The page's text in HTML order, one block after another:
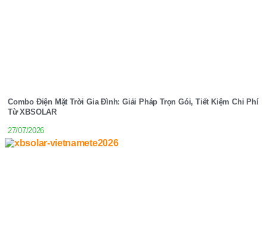
Combo Điện Mặt Trời Gia Đình: Giải Pháp Trọn Gói, Tiết Kiệm Chi Phí
Từ XBSOLAR
27/07/2026